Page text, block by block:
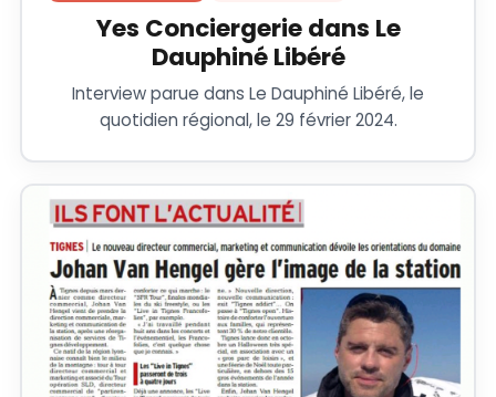
Yes Conciergerie dans Le
Dauphiné Libéré
Interview parue dans Le Dauphiné Libéré, le
quotidien régional, le 29 février 2024.